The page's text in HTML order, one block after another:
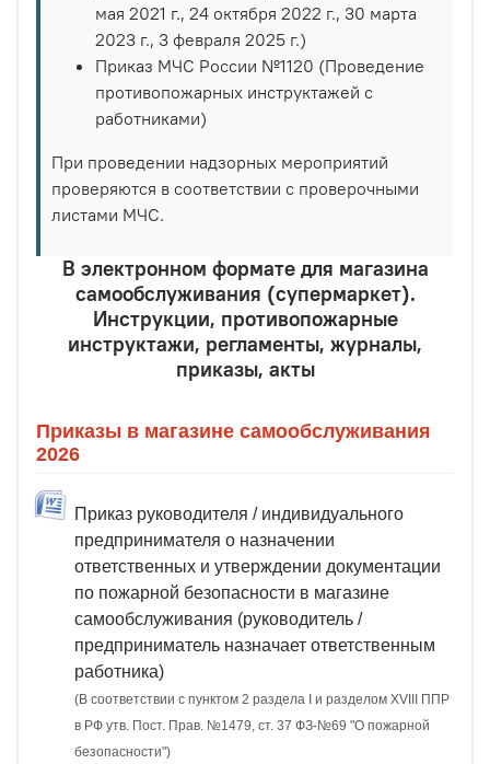
мая 2021 г., 24 октября 2022 г., 30 марта
2023 г., 3 февраля 2025 г.)
Приказ МЧС России №1120 (Проведение
противопожарных инструктажей с
работниками)
При проведении надзорных мероприятий
проверяются в соответствии с проверочными
листами МЧС.
В электронном формате для магазина
самообслуживания (супермаркет).
Инструкции, противопожарные
инструктажи, регламенты, журналы,
приказы, акты
Приказы в магазине самообслуживания
2026
Приказ руководителя / индивидуального
предпринимателя о назначении
ответственных и утверждении документации
по пожарной безопасности в магазине
самообслуживания (руководитель /
предприниматель назначает ответственным
работника)
(В соответствии с пунктом 2 раздела I и разделом XVIII ППР
в РФ утв. Пост. Прав. №1479, ст. 37 ФЗ-№69 "О пожарной
безопасности")